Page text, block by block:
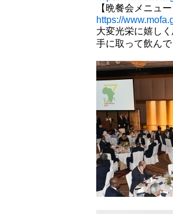
【晩餐会メニュー
https://
大変光栄に嬉し
手に取って飲ん